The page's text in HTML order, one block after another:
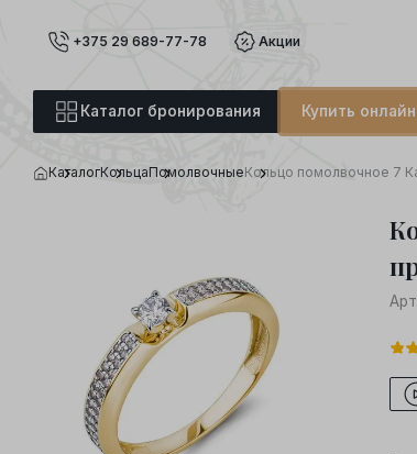
+375 29 689-77-78 Акции
Каталог бронирования Купить онлайн
КаталогКольцаПомолвочныеКольцо помолвочное 7